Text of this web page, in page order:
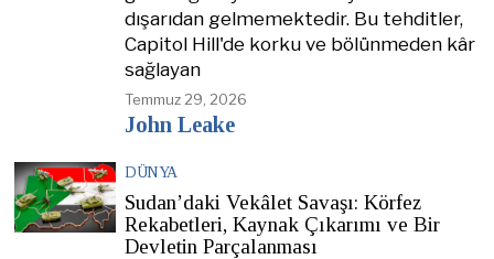
dışarıdan gelmemektedir. Bu tehditler,
Capitol Hill'de korku ve bölünmeden kâr
sağlayan
Temmuz 29, 2026
John Leake
DÜNYA
Sudan’daki Vekâlet Savaşı: Körfez
Rekabetleri, Kaynak Çıkarımı ve Bir
Devletin Parçalanması